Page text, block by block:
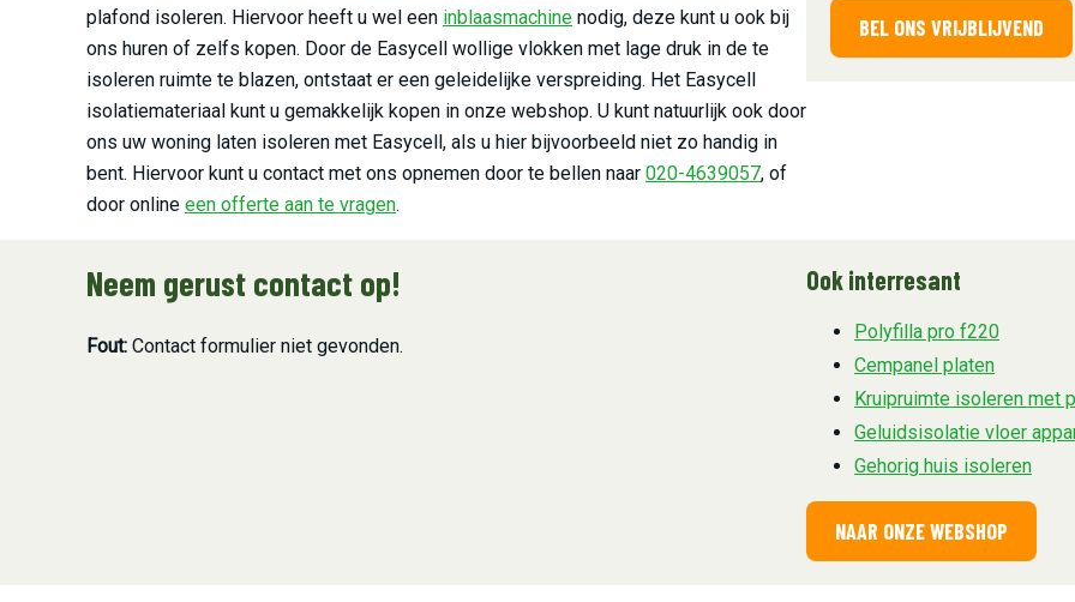
plafond isoleren. Hiervoor heeft u wel een inblaasmachine nodig, deze kunt u ook bij
ons huren of zelfs kopen. Door de Easycell wollige vlokken met lage druk in de te
isoleren ruimte te blazen, ontstaat er een geleidelijke verspreiding. Het Easycell
isolatiemateriaal kunt u gemakkelijk kopen in onze webshop. U kunt natuurlijk ook door
ons uw woning laten isoleren met Easycell, als u hier bijvoorbeeld niet zo handig in
bent. Hiervoor kunt u contact met ons opnemen door te bellen naar 020-4639057, of
door online een offerte aan te vragen.
BEL ONS VRIJBLIJVEND
Neem gerust contact op!
Fout: Contact formulier niet gevonden.
Ook interresant
Polyfilla pro f220
Cempanel platen
Kruipruimte isoleren met
Geluidsisolatie vloer
Gehorig huis isoleren
NAAR ONZE WEBSHOP